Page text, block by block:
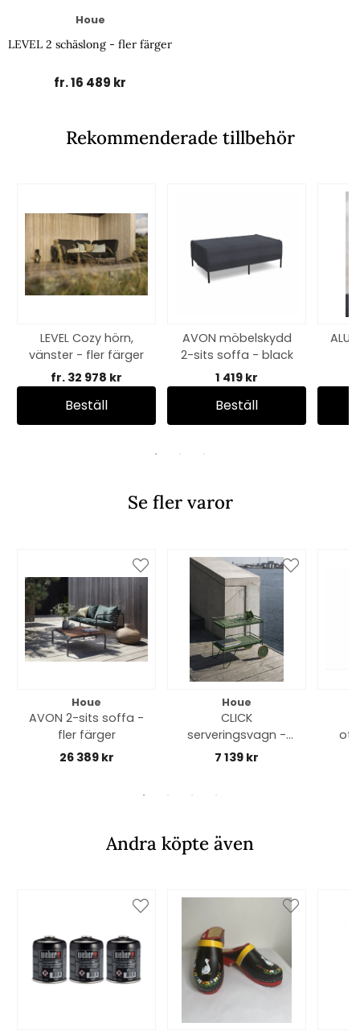
Houe
LEVEL 2 schäslong - fler färger
fr. 16 489 kr
Rekommenderade tillbehör
LEVEL Cozy hörn,
vänster - fler färger
fr. 32 978 kr
Beställ
AVON möbelskydd
2-sits soffa - black
1 419 kr
Beställ
Se fler varor
Houe
AVON 2-sits soffa -
fler färger
26 389 kr
Houe
CLICK
serveringsvagn -
fler färger
7 139 kr
Andra köpte även